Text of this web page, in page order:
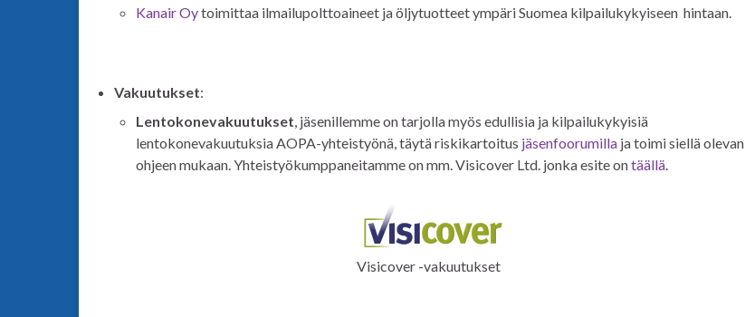
Kanair Oytoimittaa ilmailupolttoaineet ja öljytuotteet ympäri Suomea kilpailukykyiseen hintaan.
Vakuutukset:
Lentokonevakuutukset, jäsenillemme on tarjolla myös edullisia ja kilpailukykyisiä
lentokonevakuutuksia AOPA-yhteistyönä, täytä riskikartoitus jäsenfoorumilla ja toimi siellä olevan
ohjeen mukaan. Yhteistyökumppaneitamme on mm. Visicover Ltd. jonka esite ontäällä.
Visicover -vakuutukset